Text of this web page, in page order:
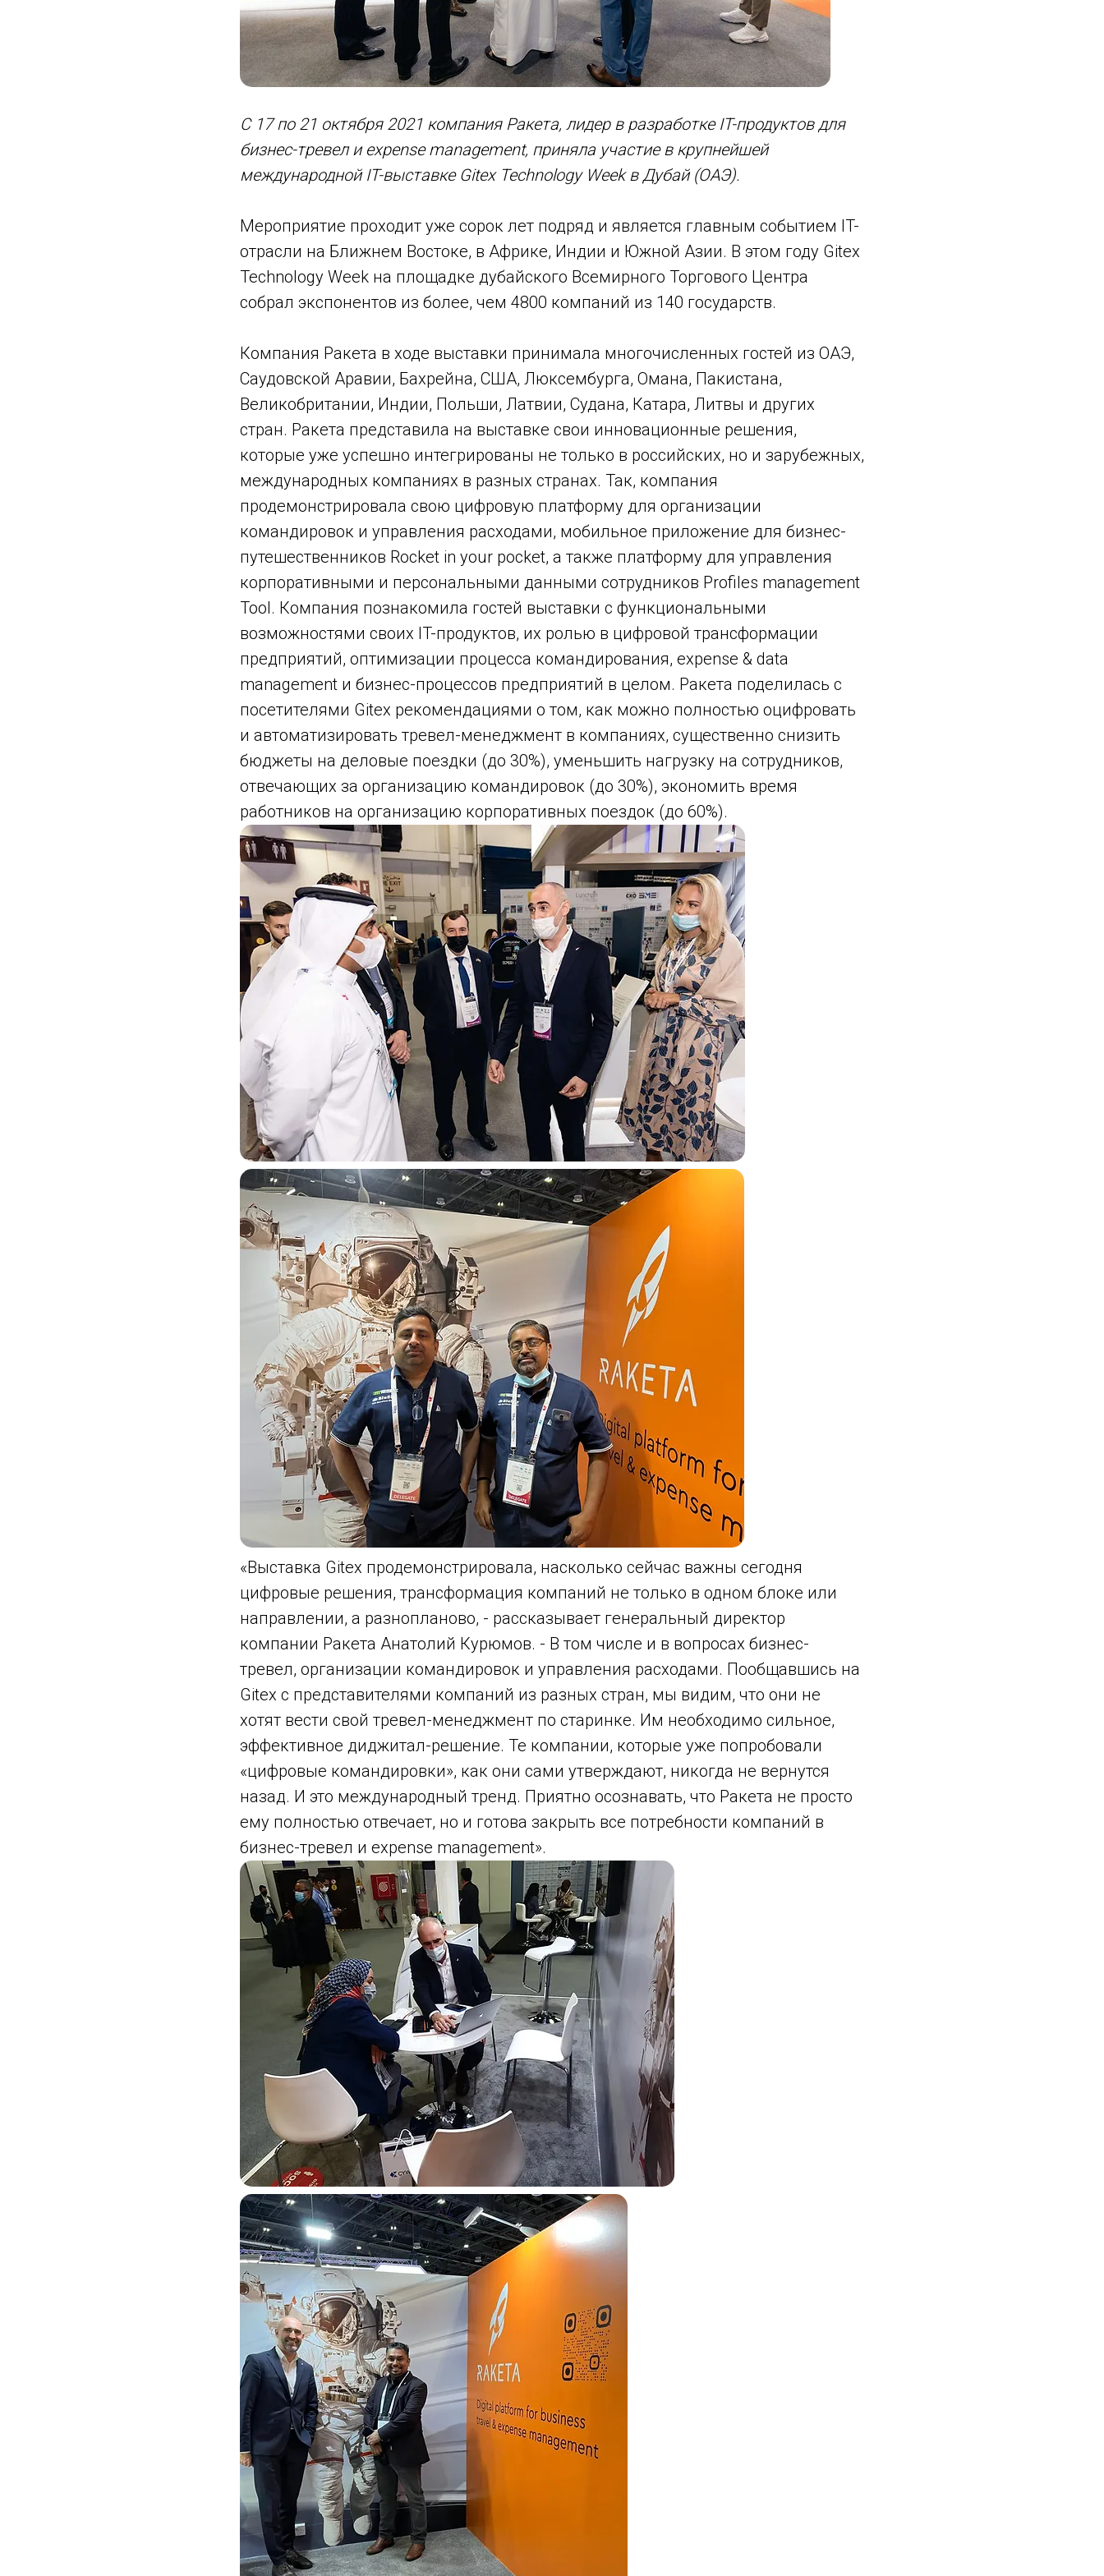
С 17 по 21 октября 2021 компания Ракета, лидер в разработке IT-продуктов для
бизнес-тревел и expense management, приняла участие в крупнейшей
международной IT-выставке Gitex Technology Week в Дубай (ОАЭ).
Мероприятие проходит уже сорок лет подряд и является главным событием IT-
отрасли на Ближнем Востоке, в Африке, Индии и Южной Азии. В этом году Gitex
Technology Week на площадке дубайского Всемирного Торгового Центра
собрал экспонентов из более, чем 4800 компаний из 140 государств.
Компания Ракета в ходе выставки принимала многочисленных гостей из ОАЭ,
Саудовской Аравии, Бахрейна, США, Люксембурга, Омана, Пакистана,
Великобритании, Индии, Польши, Латвии, Судана, Катара, Литвы и других
стран. Ракета представила на выставке свои инновационные решения,
которые уже успешно интегрированы не только в российских, но и зарубежных,
международных компаниях в разных странах. Так, компания
продемонстрировала свою цифровую платформу для организации
командировок и управления расходами, мобильное приложение для бизнес-
путешественников Rocket in your pocket, а также платформу для управления
корпоративными и персональными данными сотрудников Profiles management
Tool. Компания познакомила гостей выставки с функциональными
возможностями своих IT-продуктов, их ролью в цифровой трансформации
предприятий, оптимизации процесса командирования, expense & data
management и бизнес-процессов предприятий в целом. Ракета поделилась с
посетителями Gitex рекомендациями о том, как можно полностью оцифровать
и автоматизировать тревел-менеджмент в компаниях, существенно снизить
бюджеты на деловые поездки (до 30%), уменьшить нагрузку на сотрудников,
отвечающих за организацию командировок (до 30%), экономить время
работников на организацию корпоративных поездок (до 60%).
«Выставка Gitex продемонстрировала, насколько сейчас важны сегодня
цифровые решения, трансформация компаний не только в одном блоке или
направлении, а разнопланово, - рассказывает генеральный директор
компании Ракета Анатолий Курюмов. - В том числе и в вопросах бизнес-
тревел, организации командировок и управления расходами. Пообщавшись на
Gitex с представителями компаний из разных стран, мы видим, что они не
хотят вести свой тревел-менеджмент по старинке. Им необходимо сильное,
эффективное диджитал-решение. Те компании, которые уже попробовали
«цифровые командировки», как они сами утверждают, никогда не вернутся
назад. И это международный тренд. Приятно осознавать, что Ракета не просто
ему полностью отвечает, но и готова закрыть все потребности компаний в
бизнес-тревел и expense management».